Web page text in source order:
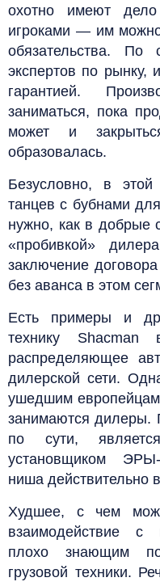
охотно имеют
игроками — им
обязательства. По
экспертов по рынку,
гарантией.
заниматься, пока
может и
образовалась.
Безусловно, в
танцев с бубнами
нужно, как в добрые
«пробивкой»
заключение
без аванса в этом
Есть примеры и
технику Shacman
распределяющее
дилерской сети.
ушедшим
занимаются дилеры.
по сути,
установщиком
ниша действительно
Худшее, с чем
взаимодействие с
плохо знающим
грузовой техники.